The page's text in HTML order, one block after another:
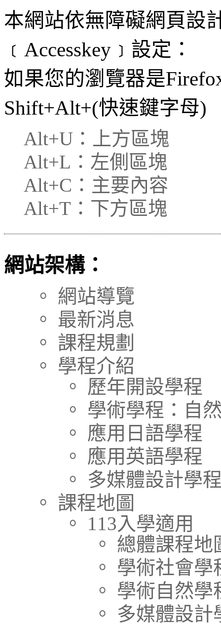
本網站依無障礙網頁設
﹝Accesskey﹞設定：
如果您的瀏覽器是
Shift+Alt+(快速鍵字母)
Alt+U：上方區塊
Alt+L：左側區塊
Alt+C：主要內容
Alt+T：下方區塊
網站架構：
。 網站導覽
。 最新消息
。 課程規劃
。 學程介紹
。 歷年開設學程
。 學術學程：自
。 應用日語學程
。 應用英語學程
。 多媒體設計學
。 課程地圖
。 113入學適用
。 總體課程地
。 學術社會學
。 學術自然學
。 多媒體設計